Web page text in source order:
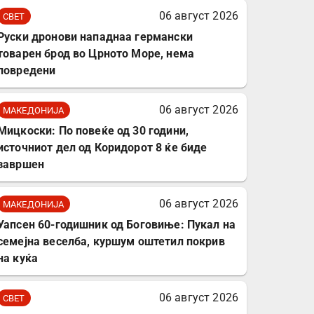
комплет за заштита на
СВЕТ
06 август 2026
дронови нападнаа германски
брод во Црното Море, нема
МАКЕДОНИЈА
06 август 2026
По повеќе од 30 години,
дел од Коридорот 8 ќе биде
МАКЕДОНИЈА
06 август 2026
60-годишник од Боговиње: Пукал на
веселба, куршум оштетил покрив
куќа
СВЕТ
06 август 2026